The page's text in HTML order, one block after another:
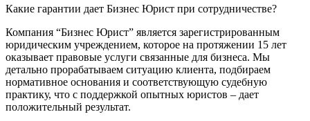
Какие гарантии дает Бизнес Юрист при сотрудничестве?
Компания “Бизнес Юрист” является зарегистрированным
юридическим учреждением, которое на протяжении 15 лет
оказывает правовые услуги связанные для бизнеса. Мы
детально прорабатываем ситуацию клиента, подбираем
нормативное основания и соответствующую судебную
практику, что с поддержкой опытных юристов – дает
положительный результат.